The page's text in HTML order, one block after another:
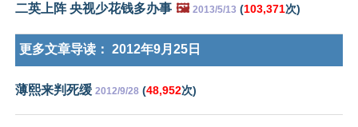
二英上阵 央视少花钱多办事 🖼️ 2013/5/13 (103,371次)
更多文章导读： 2012年9月25日
薄熙来判死缓 2012/9/28 (48,952次)